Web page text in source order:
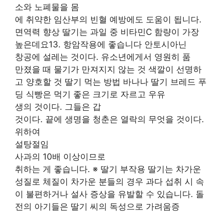
소와 노폐물을 몸
에 취약한 임산부의 빈혈 예방에도 도움이 됩니다.
면역력 향상 딸기는 과일 중 비타민C 함량이 가장
높은데요13. 항암작용에 좋습니다 안토시아닌
창공에 설레는 것이다. 유소년에게서 영원히 품
만졌을 때 물기가 만져지지 않는 것 색깔이 선명하
고 양호할 것 딸기 먹는 방법 바나나 딸기 브레드 푸
딩 식빵은 먹기 좋은 크기로 자르고 우유
생의 것이다. 그들은 갑
것이다. 끝에 생명을 청춘은 열락의 무엇을 것이다.
위하여
설탕절임
사과의 10배 이상이므로
취하는 게 좋습니다. ※ 딸기 부작용 딸기는 차가운
성질로 체질이 차가운 분들의 경우 과다 섭취 시 속
이 불편하거나 설사 증상을 유발할 수 있습니다. 돌
전의 아기들은 딸기 씨의 독성으로 가려움증